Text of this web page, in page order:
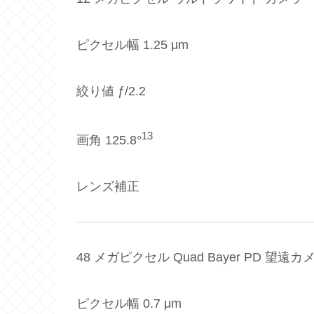
ピクセル幅 1.25 μm
絞り値 ƒ/2.2
画角 125.8°13
レンズ補正
48 メガピクセル Quad Bayer PD 望遠カ
ピクセル幅 0.7 μm